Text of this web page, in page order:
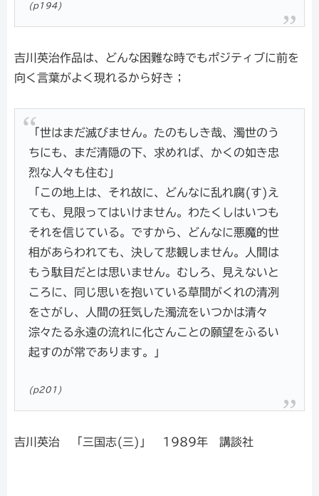
(p194)
吉川英治作品は、どんな困難な時でもポジティブに前を
向く言葉がよく現れるから好き；
「世はまだ滅びません。たのもしき哉、濁世のう
ちにも、まだ清隠の下、求めれば、かくの如き忠
烈な人々も住む」
「この地上は、それ故に、どんなに乱れ腐(す)え
ても、見限ってはいけません。わたくしはいつも
それを信じている。ですから、どんなに悪魔的世
相があらわれても、決して悲観しません。人間は
もう駄目だとは思いません。むしろ、見えないと
ころに、同じ思いを抱いている草間がくれの清冽
をさがし、人間の狂気した濁流をいつかは清々
淙々たる永遠の流れに化さんことの願望をふるい
起すのが常であります。」
(p201)
吉川英治 「三国志(三)」 1989年 講談社